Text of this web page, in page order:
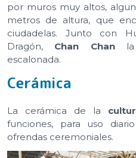
por muros muy altos,
metros de altura, que
ciudadelas. Junto con
Dragón, Chan Chanla
escalonada.
Cerámica
La cerámica de la
funciones, para uso
ofrendas ceremoniales.